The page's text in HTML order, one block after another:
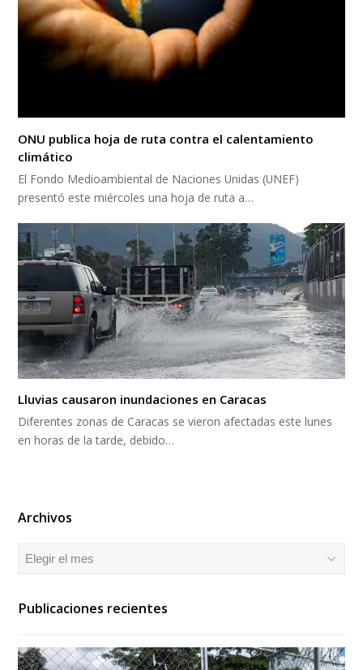
ONU publica hoja de ruta contra el calentamiento
climático
El Fondo Medioambiental de Naciones Unidas (UNEF)
presentó este miércoles una hoja de ruta a…
Lluvias causaron inundaciones en Caracas
Diferentes zonas de Caracas se vieron afectadas este lunes
en horas de la tarde, debido…
Archivos
Archivos
Publicaciones recientes